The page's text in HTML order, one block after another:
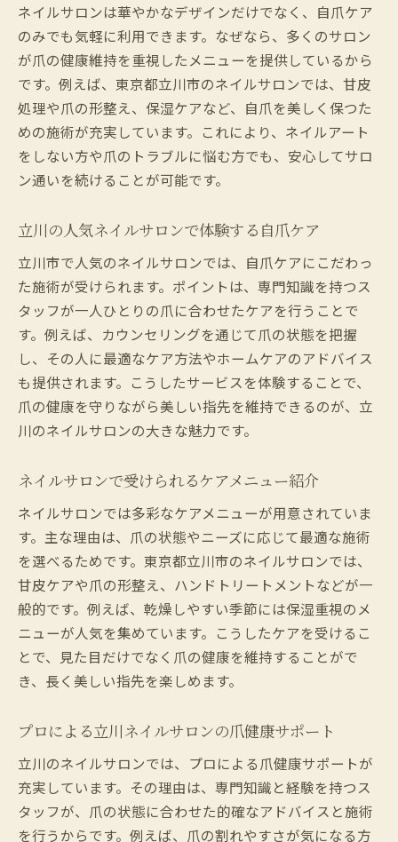
ネイルサロンは華やかなデザインだけでなく、自爪ケア
のみでも気軽に利用できます。なぜなら、多くのサロン
が爪の健康維持を重視したメニューを提供しているから
です。例えば、東京都立川市のネイルサロンでは、甘皮
処理や爪の形整え、保湿ケアなど、自爪を美しく保つた
めの施術が充実しています。これにより、ネイルアート
をしない方や爪のトラブルに悩む方でも、安心してサロ
ン通いを続けることが可能です。
立川の人気ネイルサロンで体験する自爪ケア
立川市で人気のネイルサロンでは、自爪ケアにこだわっ
た施術が受けられます。ポイントは、専門知識を持つス
タッフが一人ひとりの爪に合わせたケアを行うことで
す。例えば、カウンセリングを通じて爪の状態を把握
し、その人に最適なケア方法やホームケアのアドバイス
も提供されます。こうしたサービスを体験することで、
爪の健康を守りながら美しい指先を維持できるのが、立
川のネイルサロンの大きな魅力です。
ネイルサロンで受けられるケアメニュー紹介
ネイルサロンでは多彩なケアメニューが用意されていま
す。主な理由は、爪の状態やニーズに応じて最適な施術
を選べるためです。東京都立川市のネイルサロンでは、
甘皮ケアや爪の形整え、ハンドトリートメントなどが一
般的です。例えば、乾燥しやすい季節には保湿重視のメ
ニューが人気を集めています。こうしたケアを受けるこ
とで、見た目だけでなく爪の健康を維持することがで
き、長く美しい指先を楽しめます。
プロによる立川ネイルサロンの爪健康サポート
立川のネイルサロンでは、プロによる爪健康サポートが
充実しています。その理由は、専門知識と経験を持つス
タッフが、爪の状態に合わせた的確なアドバイスと施術
を行うからです。例えば、爪の割れやすさが気になる方